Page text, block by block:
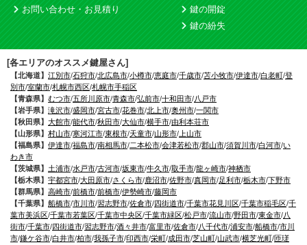
お問い合わせ・お見積り
鍵の開錠
鍵の紛失
[各エリアのオススメ鍵屋さん]
【北海道】 江別市/石狩市/北広島市/小樽市/恵庭市/千歳市/苫小牧市/伊達市/白老町/登
別市/室蘭市/札幌市西区/札幌市手稲区
【青森県】 むつ市/五所川原市/青森市/弘前市/十和田市/八戸市
【岩手県】 滝沢市/盛岡市/宮古市/花巻市/北上市/奥州市/一関市
【秋田県】 大館市/能代市/秋田市/大仙市/横手市/由利本荘市
【山形県】 村山市/寒河江市/東根市/天童市/山形市/ 上山市
【福島県】 伊達市/福島市/南相馬市/二本松市/会津若松市/郡山市/須賀川市/白河市/い
わき市
【茨城県】 土浦市/水戸市/古河市/坂東市/牛久市/取手市/龍ヶ崎市/神栖市
【栃木県】 宇都宮市/大田原市/さくら市/鹿沼市/佐野市/真岡市/足利市/栃木市/下野市
【群馬県】 高崎市/前橋市/前橋市/伊勢崎市/藤岡市
【千葉県】 船橋市/市川市/習志野市/佐倉市/四街道市/千葉市花見川区/千葉市稲毛区/千
葉市美浜区/千葉市若葉区/千葉市中央区/千葉市緑区/松戸市/流山市/野田市/東金市/八
街市/千葉市/四街道市/習志野市/酒々井市/富里市/佐倉市/八千代市/浦安市/船橋市/市川
市/鎌ケ谷市/白井市/柏市/我孫子市/印西市/栄町/成田市/芝山町/山武市/横芝光町/匝瑳